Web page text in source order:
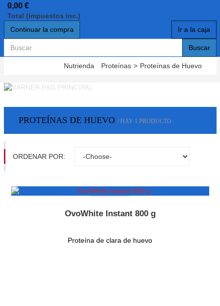
0,00 €
Total (impuestos inc.)
Continuar la compra
Ir a la caja
Buscar
Nutrienda Proteínas > Proteínas de Huevo
PROTEÍNAS DE HUEVO / HAY 1 PRODUCTO.
ORDENAR POR:
OvoWhite Instant 800 g
Proteína de clara de huevo